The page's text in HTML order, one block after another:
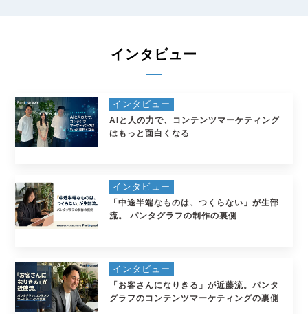
インタビュー
インタビュー
AIと人の力で、コンテンツマーケティング
はもっと面白くなる
インタビュー
「中途半端なものは、つくらない」が生部
流。 パンタグラフの制作の裏側
インタビュー
「お客さんになりきる」が近藤流。パンタ
グラフのコンテンツマーケティングの裏側